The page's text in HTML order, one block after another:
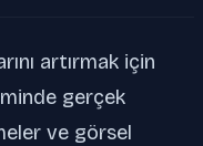
artırmak için
gerçek
ve görsel